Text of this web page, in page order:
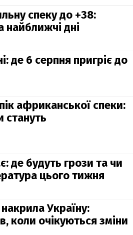
спеку до +38:
найближчі дні
де 6 серпня пригріє до
африканської спеки:
стануть
де будуть грози та чи
цього тижня
Україну:
коли очікуються зміни